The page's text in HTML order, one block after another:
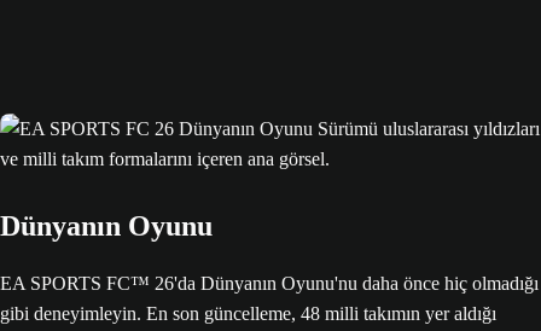
Dünyanın Oyunu
EA SPORTS FC™ 26'da Dünyanın Oyunu'nu daha önce hiç olmadığı
gibi deneyimleyin. En son güncelleme, 48 milli takımın yer aldığı